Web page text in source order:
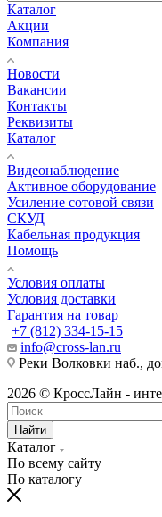
Каталог
Акции
Компания
Новости
Вакансии
Контакты
Реквизиты
Каталог
Видеонаблюдение
Активное оборудование
Усиление сотовой связи
СКУД
Кабельная продукция
Помощь
Условия оплаты
Условия доставки
Гарантия на товар
+7 (812) 334-15-15
info@cross-lan.ru
Реки Волковки наб.,
2026 © КроссЛайн -
Найти
Каталог
По всему сайту
По каталогу